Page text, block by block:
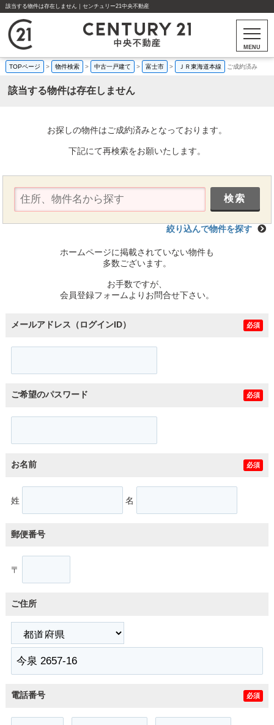
該当する物件は存在しません｜センチュリー21中央不動産
MENU
TOPページ > 物件検索 > 中古一戸建て > 富士市 > ＪＲ東海道本線 ご成約済み
該当する物件は存在しません
お探しの物件はご成約済みとなっております。
下記にて再検索をお願いたします。
絞り込んで物件を探す
ホームページに掲載されていない物件も
多数ございます。
お手数ですが、
会員登録フォームよりお問合せ下さい。
メールアドレス（ログインID） 必須
ご希望のパスワード 必須
お名前 必須
姓 名
郵便番号
〒
ご住所
電話番号 必須